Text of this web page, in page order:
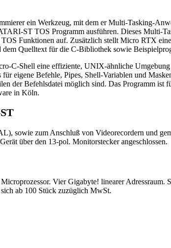
ein Werkzeug, mit dem er Multi-Tasking-
ST TOS Programm ausführen. Dieses Multi-
Funktionen auf. Zusätzlich stellt Micro RTX
Quelltext für die C-Bibliothek sowie
C-Shell eine effiziente, UNIX-ähnliche
eigene Befehle, Pipes, Shell-Variablen und
der Befehlsdatei möglich sind. Das Programm
in Köln.
sowie zum Anschluß von Videorecordern und
über den 13-pol. Monitorstecker angeschlossen.
Vier Gigabyte! linearer
ab 100 Stück zuzüglich MwSt.